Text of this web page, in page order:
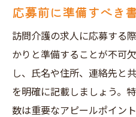
応募前に準備すべき
訪問介護の求人に応募する
かりと準備することが不可
し、氏名や住所、連絡先と
を明確に記載しましょう。
数は重要なアピールポイン